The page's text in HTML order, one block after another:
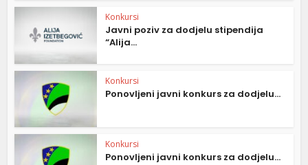
Konkursi
Javni poziv za dodjelu stipendija
“Alija...
Konkursi
Ponovljeni javni konkurs za dodjelu...
Konkursi
Ponovljeni javni konkurs za dodjelu...